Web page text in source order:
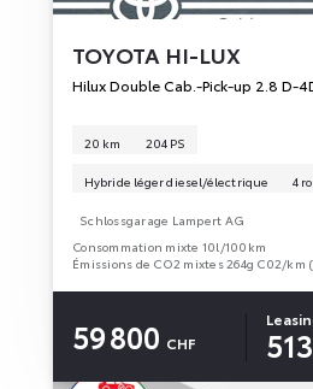
TOYOTA HI-LUX
Hilux Double Cab.-Pick-up 2.8 D-
20 km 204 PS
Hybride léger diesel/électrique 4
Schlossgarage Lampert AG
Consommation mixte 10l/100km
Émissions de CO2 mixtes 264g C02/km
59 800 CHF 513